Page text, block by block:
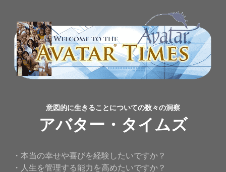
意図的に生きることについての数々の洞察
アバター・タイムズ
・本当の幸せや喜びを経験したいですか？
・人生を管理する能力を高めたいですか？